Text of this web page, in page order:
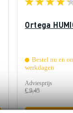
Ortega
Bestel nu en
werkdagen
Adviesprijs
€ 9,45